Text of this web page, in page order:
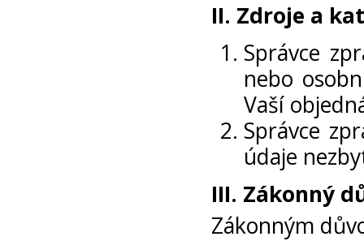
II. Zdroje a
Správce
nebo
Vaší
Správce
údaje
III. Zákonný
Zákonným